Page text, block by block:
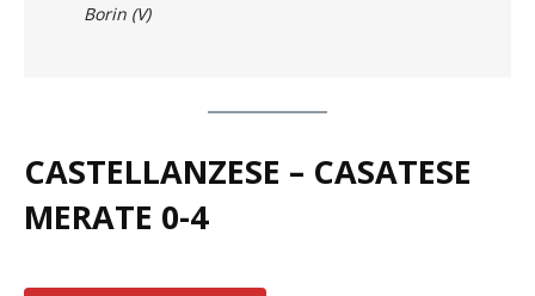
Borin (V)
CASTELLANZESE – CASATESE
MERATE 0-4